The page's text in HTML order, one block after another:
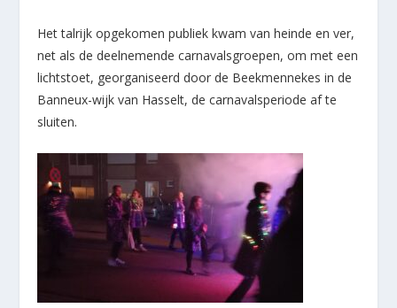
Het talrijk opgekomen publiek kwam van heinde en ver,
net als de deelnemende carnavalsgroepen, om met een
lichtstoet, georganiseerd door de Beekmennekes in de
Banneux-wijk van Hasselt, de carnavalsperiode af te
sluiten.